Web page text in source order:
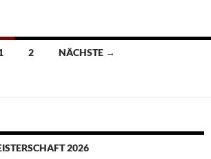
2 NÄCHSTE →
2026